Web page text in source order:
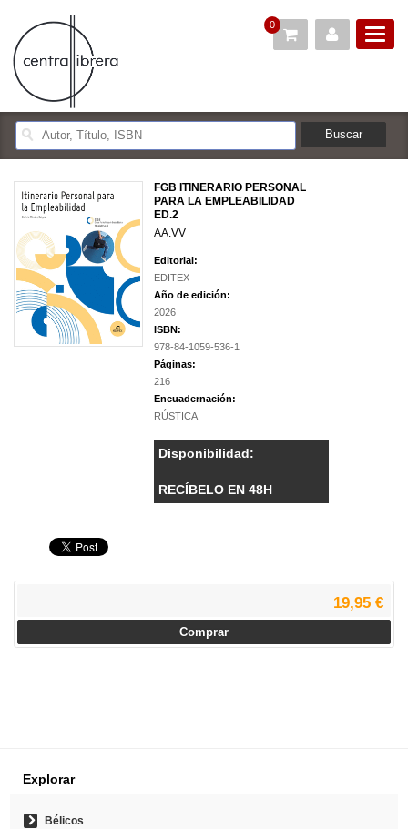
0
FGB ITINERARIO PERSONAL
PARA LA EMPLEABILIDAD
ED.2
AA.VV
Editorial:
EDITEX
Año de edición:
2026
ISBN:
978-84-1059-536-1
Páginas:
216
Encuadernación:
RÚSTICA
Disponibilidad:
RECÍBELO EN 48H
19,95 €
Comprar
Explorar
Bélicos